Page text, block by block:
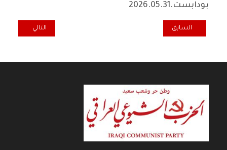
بودابست.2026.05.31
المقال السابق: تعاز ومواساة برحيل القائد الأنصاري الرفيق صبحي
السابق المقال التالي:
التالي